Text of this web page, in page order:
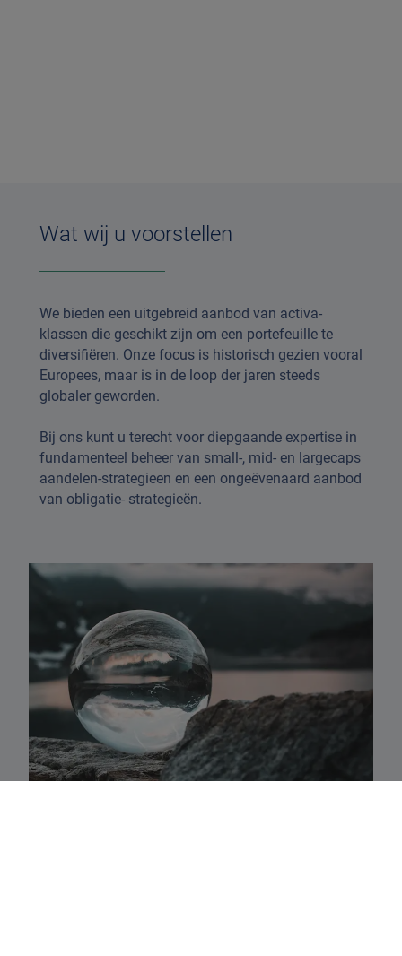
Wat wij u voorstellen
We bieden een uitgebreid aanbod van activa-
klassen die geschikt zijn om een portefeuille te
diversifiëren. Onze focus is historisch gezien vooral
Europees, maar is in de loop der jaren steeds
globaler geworden.
Bij ons kunt u terecht voor diepgaande expertise in
fundamenteel beheer van small-, mid- en largecaps
aandelen-strategieen en een ongeëvenaard aanbod
van obligatie- strategieën.